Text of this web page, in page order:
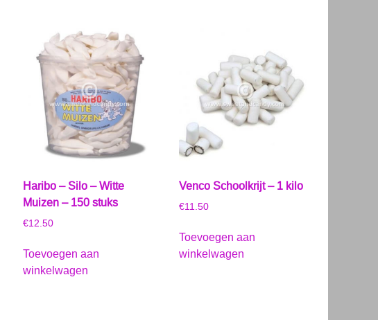
Haribo – Silo – Witte
Muizen – 150 stuks
€12.50
Toevoegen aan
winkelwagen
Venco Schoolkrijt – 1 kilo
€11.50
Toevoegen aan
winkelwagen